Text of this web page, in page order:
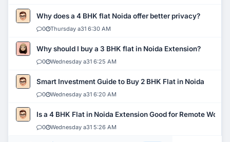
Why does a 4 BHK flat Noida offer better privacy?
0 Thursday a31 6:30 AM
Why should I buy a 3 BHK flat in Noida Extension?
0 Wednesday a31 6:25 AM
Smart Investment Guide to Buy 2 BHK Flat in Noida
0 Wednesday a31 6:20 AM
Is a 4 BHK Flat in Noida Extension Good for Remote Work?
0 Wednesday a31 5:26 AM